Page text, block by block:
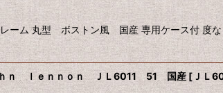
ーム 丸型 ボストン風 国産 専用ケース付 度な
ｎ ｌｅｎｎｏｎ ＪＬ6011 51 国産 [ＪＬ